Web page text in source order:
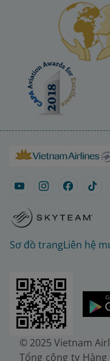
Sơ đồ trangLiên hệ
© 2025 Vietnam
Tổng công ty Hàng